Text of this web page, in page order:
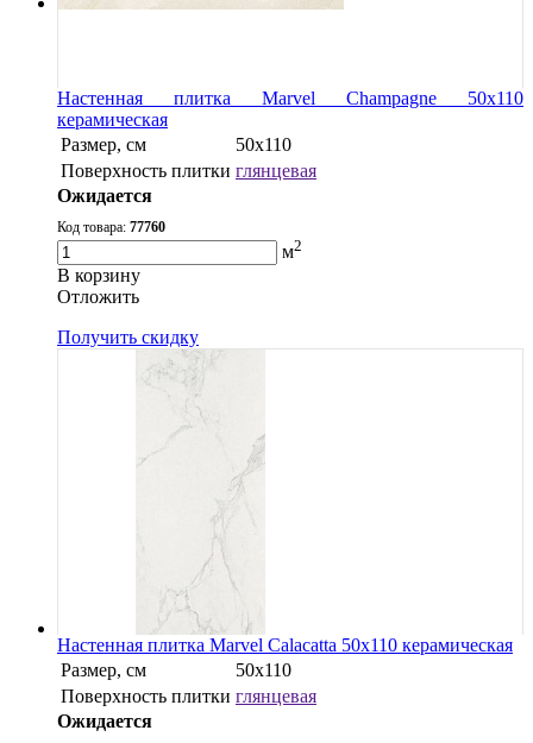
Настенная плитка Marvel Champagne 50x110
керамическая
Размер, см
50x110
Поверхность плитки глянцевая
Ожидается
Код товара: 77760
м2
В корзину
Oтложить
Получить скидку
Настенная плитка Marvel Calacatta 50x110 керамическая
Размер, см
50x110
Поверхность плитки глянцевая
Ожидается